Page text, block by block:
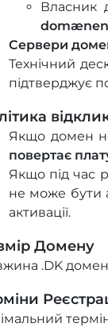
Власник
Сервери
Технічний
підтверджує
Якщо домен
повертає
Якщо під час
не може бути
активації.
Домену
.DK